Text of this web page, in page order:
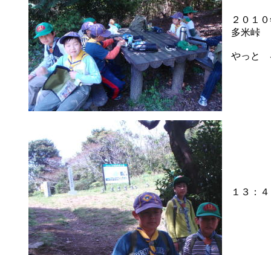
２０１
多米峠
やっと
１３：